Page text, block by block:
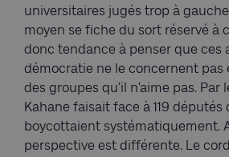
universitaires jugés trop à gauche.
moyen se fiche du sort réservé à
donc tendance à penser que ces
démocratie ne le concernent pas
des groupes qu’il n’aime pas. Par
Kahane faisait face à 119 députés
boycottaient systématiquement.
perspective est différente. Le